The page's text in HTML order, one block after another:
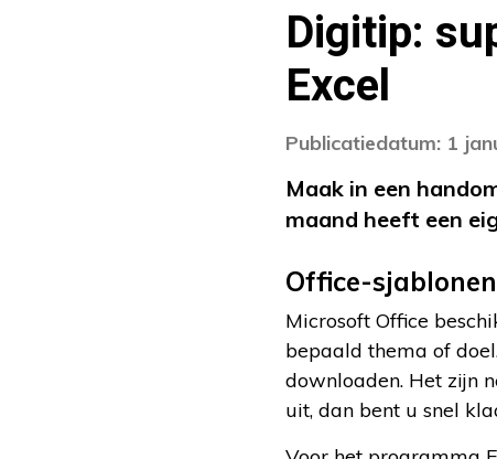
Digitip:
Excel
Publicatiedatum: 1
Maak in een
maand heeft een
Office-sjablonen
Microsoft Office
bepaald thema of
downloaden. Het zijn
uit, dan bent u snel